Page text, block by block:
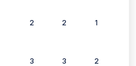
2 2 1
3 3 2